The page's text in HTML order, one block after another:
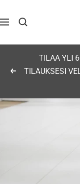
sisältöön
Navigaatio
Edellinen
TILAA YLI
TILAUKSESI